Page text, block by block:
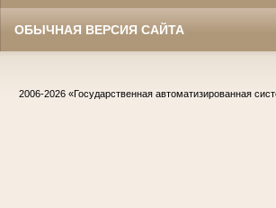
ОБЫЧНАЯ ВЕРСИЯ САЙТА
2006-2026 «Государственная автоматизированная